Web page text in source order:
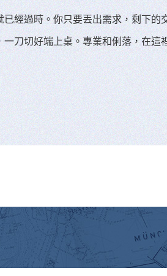
經過時。你只要丟出需求，剩下的
刀切好端上桌。專業和俐落，在這